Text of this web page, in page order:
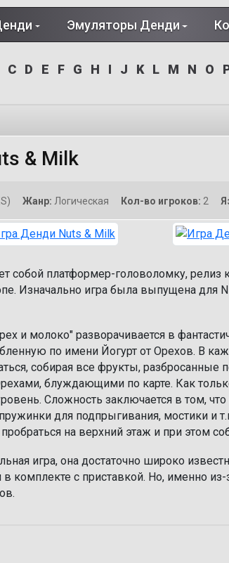
Эмуляторы Денди
C D E F G H I J K L M N O
& Milk
Жанр: Логическая Кол-во игроков: 2
собой платформер-головоломку, релиз
Изначально игра была выпущена для
и молоко" разворачивается в
по имени Йогурт от Орехов. В
собирая все фрукты, разбросанные
блуждающими по карте. Как
Сложность заключается в том,
для подпрыгивания, мостики и
на верхний этаж и при этом
игра, она достаточно широко
комплекте с приставкой. Но, именно